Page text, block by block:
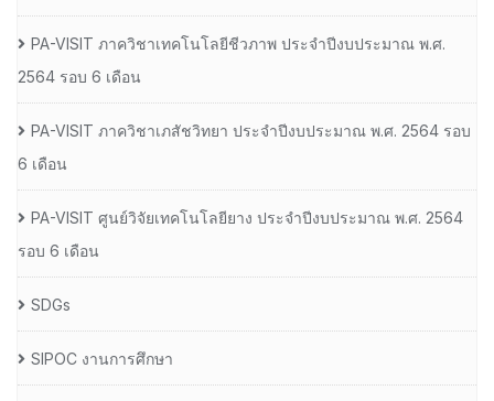
PA-VISIT ภาควิชาเทคโนโลยีชีวภาพ ประจำปีงบประมาณ พ.ศ.
2564 รอบ 6 เดือน
PA-VISIT ภาควิชาเภสัชวิทยา ประจำปีงบประมาณ พ.ศ. 2564 รอบ
6 เดือน
PA-VISIT ศูนย์วิจัยเทคโนโลยียาง ประจำปีงบประมาณ พ.ศ. 2564
รอบ 6 เดือน
SDGs
SIPOC งานการศึกษา